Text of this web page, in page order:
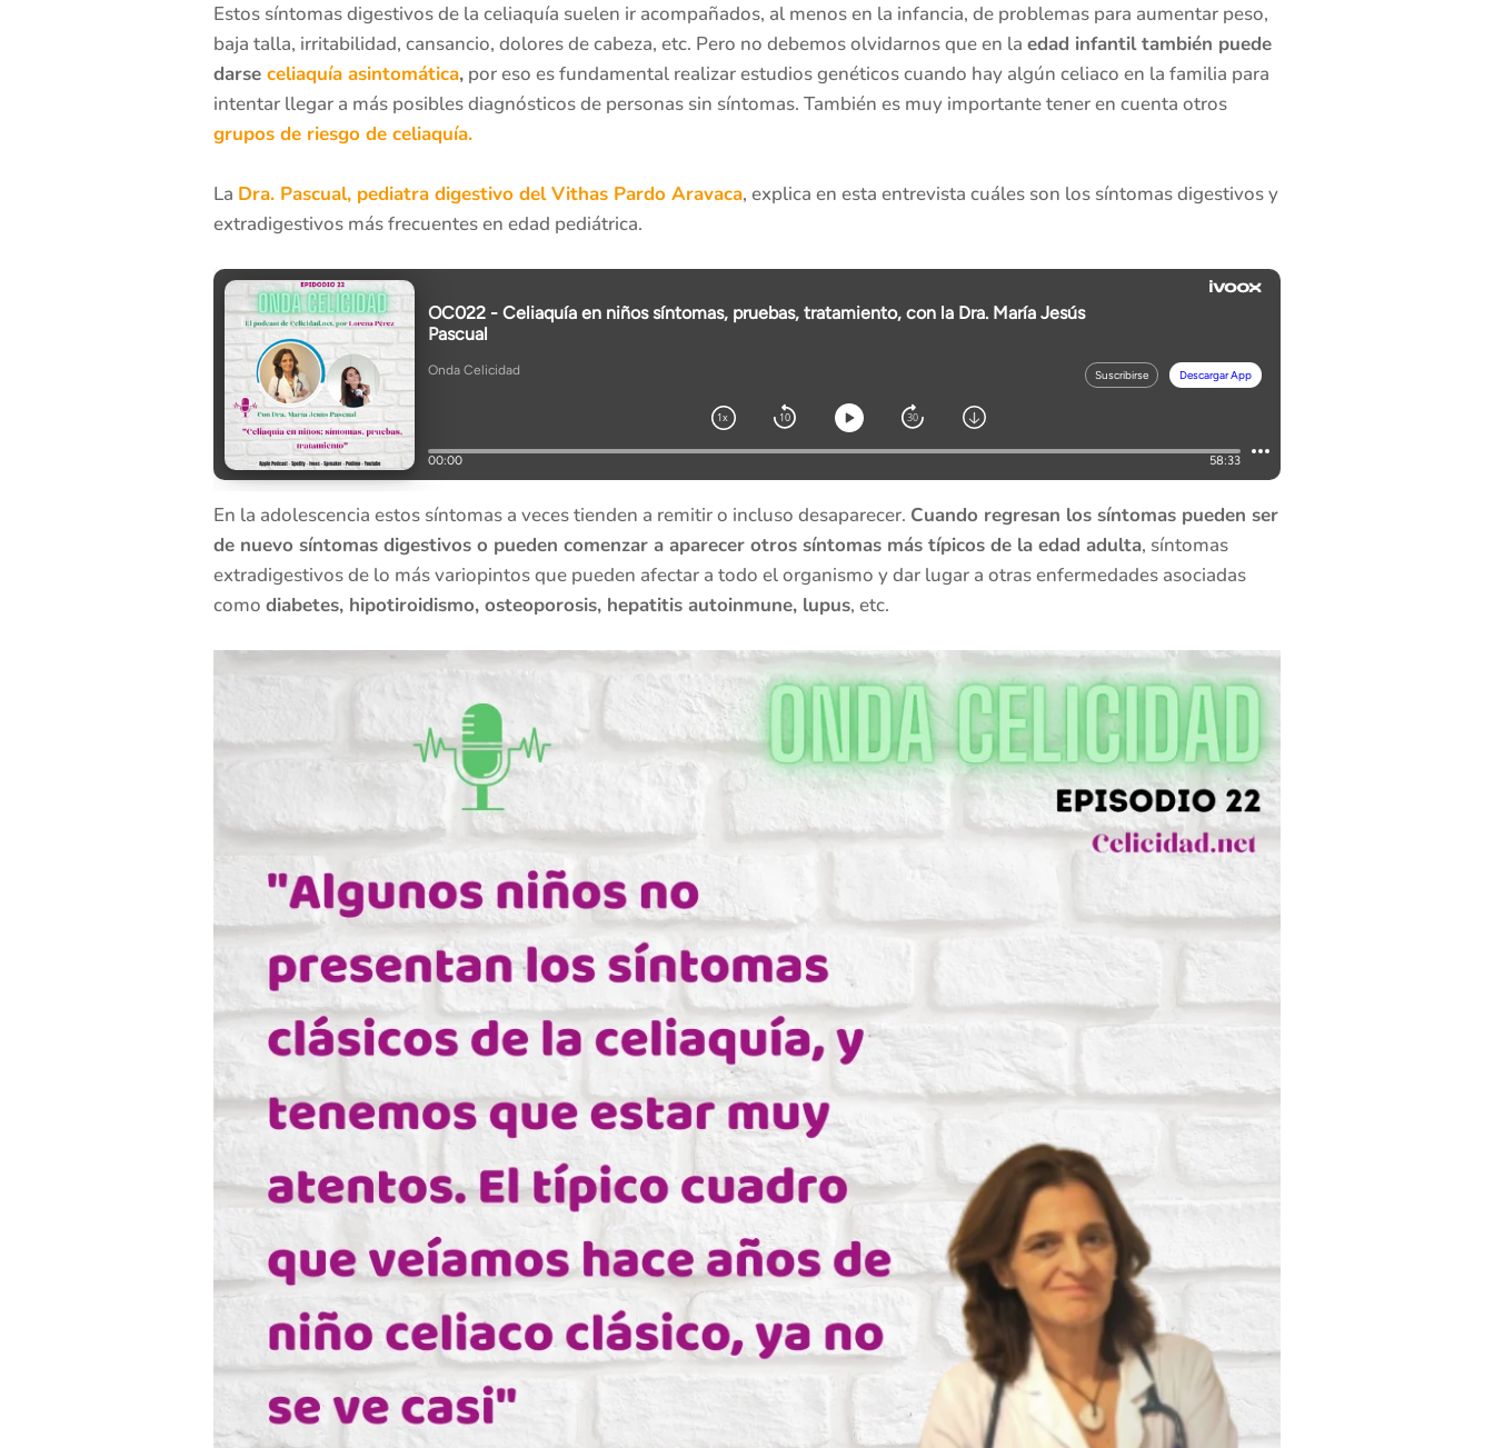
Estos síntomas digestivos de la celiaquía suelen ir acompañados, al menos en la infancia, de problemas para aumentar peso,
baja talla, irritabilidad, cansancio, dolores de cabeza, etc. Pero no debemos olvidarnos que en la edad infantil también puede
darse celiaquía asintomática, por eso es fundamental realizar estudios genéticos cuando hay algún celiaco en la familia para
intentar llegar a más posibles diagnósticos de personas sin síntomas. También es muy importante tener en cuenta otros
grupos de riesgo de celiaquía.
La Dra. Pascual, pediatra digestivo del Vithas Pardo Aravaca, explica en esta entrevista cuáles son los síntomas digestivos y
extradigestivos más frecuentes en edad pediátrica.
En la adolescencia estos síntomas a veces tienden a remitir o incluso desaparecer. Cuando regresan los síntomas pueden ser
de nuevo síntomas digestivos o pueden comenzar a aparecer otros síntomas más típicos de la edad adulta, síntomas
extradigestivos de lo más variopintos que pueden afectar a todo el organismo y dar lugar a otras enfermedades asociadas
como diabetes, hipotiroidismo, osteoporosis, hepatitis autoinmune, lupus, etc.